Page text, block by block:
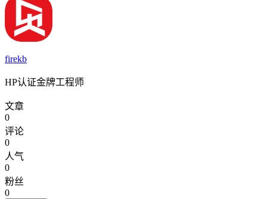
firekb
HP认证金牌工程师
文章
0
评论
0
人气
0
粉丝
0